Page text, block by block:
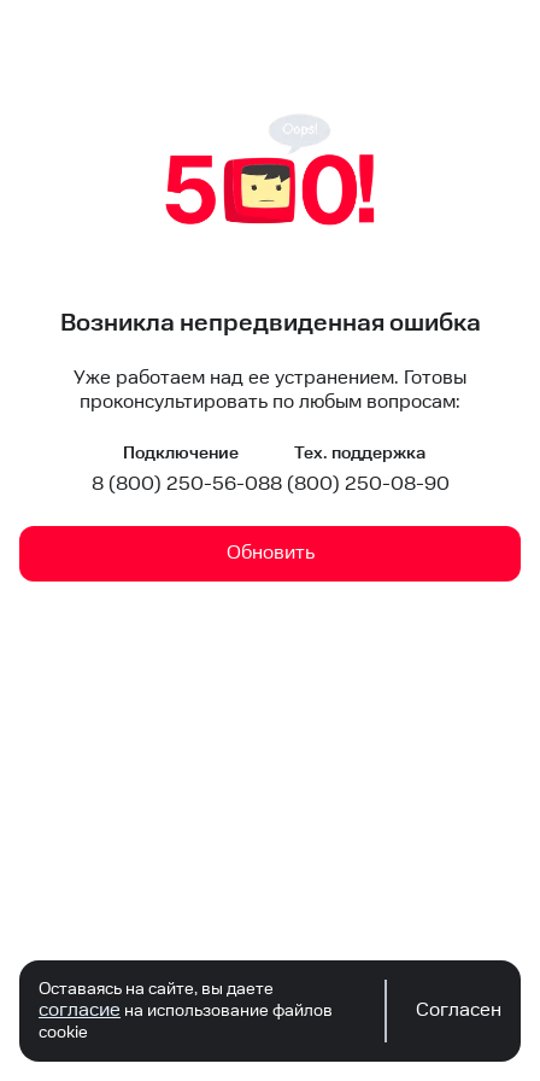
Возникла непредвиденная ошибка
Уже работаем над ее устранением. Готовы
проконсультировать по любым вопросам:
Подключение
8 (800) 250-56-08
Тех. поддержка
8 (800) 250-08-90
Обновить
Оставаясь на сайте, вы даете
согласие на использование файлов
cookie
Согласен